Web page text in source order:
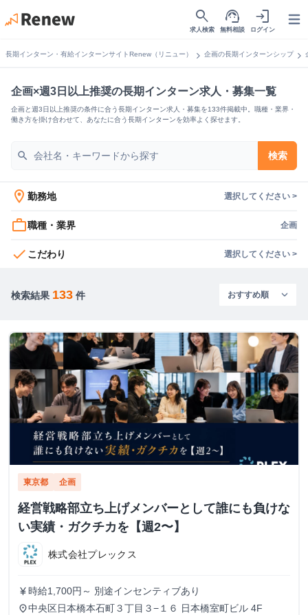
search
求人検索
support_agent
無料相談
login
ログイン
長期インターン・有給インターンサイトRenew（リニュー） chevron_right 企画の長期インターンシップchevron_right
企画×週3日以上推奨の長期インターン求人・募集一覧
企画と週3日以上推奨の条件に合う長期インターン求人・募集を133件掲載中。職種・業界・
働き方を掛け合わせて、あなたに合う長期インターンを効率よく探せます。
search 検索
location_on 勤務地 選択してください >
work_outline職種・業界 企画
check こだわり 選択してください >
検索結果 133 件
東京都 企画
経営戦略部立ち上げメンバーとして誰にも負けな
い実績・ガクチカを【週2〜】
株式会社プレックス
currency_yen 時給1,700円～ 別途インセンティブあり
place中央区日本橋本石町３丁目３−１６ 日本橋室町ビル 4F